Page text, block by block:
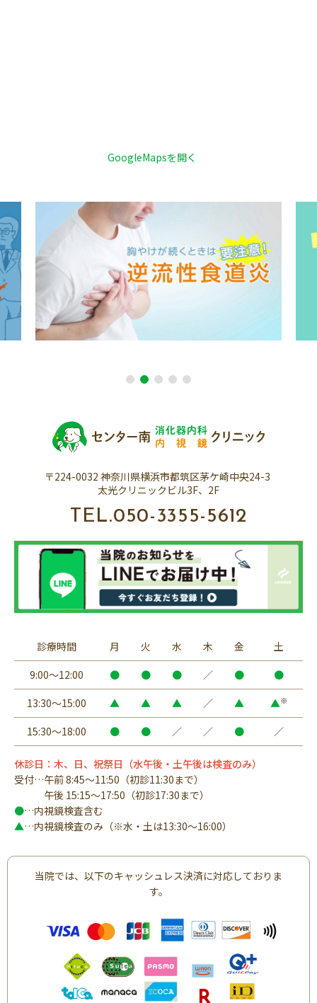
GoogleMapsを開く
1 2 3 4 5
〒224-0032 神奈川県横浜市都筑区茅ケ崎中央24-3
太光クリニックビル3F、2F
TEL.050-3355-5612
診療時間 月 火 水 木 金
土
9:00～12:00
● ● ● ／ ●
●
13:30～15:00
▲ ▲ ▲ ／ ▲ ▲※
15:30～18:00 ● ● ／ ／ ● ／
休診日：木、日、祝祭日（水午後・土午後は検査のみ）
受付…午前 8:45～11:50（初診11:30まで）
午後 15:15～17:50（初診17:30まで）
●…内視鏡検査含む
▲…内視鏡検査のみ（※水・土は13:30～16:00）
当院では、以下のキャッシュレス決済に対応しておりま
す。